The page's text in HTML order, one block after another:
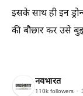
इसके साथ ही इन
की बौछार कर उसे
नवभारत
110k followers